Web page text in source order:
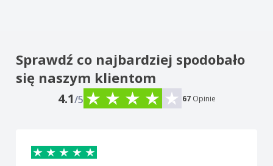
Sprawdź co najbardziej spodobało
się naszym klientom
4.1/5 67 Opinie